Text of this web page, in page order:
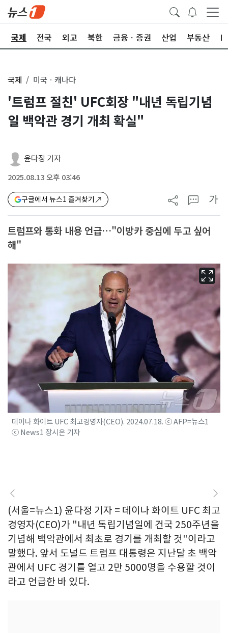
국제 전국 외교 북한 금융ㆍ증권 산업 부동산
국제 미국ㆍ캐나다
'트럼프 절친' UFC회장 "내년 독립기념
일 백악관 경기 개최 확실"
윤다정 기자
2025.08.13 오후 03:46
구글에서 뉴스1 즐겨찾기 가
트럼프와 통화 내용 언급…"이방카 중심에 두고 싶어
해"
데이나 화이트 UFC 최고경영자(CEO). 2024.07.18. ⓒ AFP=뉴스1
ⓒ News1 장시온 기자
(서울=뉴스1) 윤다정 기자 = 데이나 화이트 UFC 최고
경영자(CEO)가 "내년 독립기념일에 건국 250주년을
기념해 백악관에서 최초로 경기를 개최할 것"이라고
말했다. 앞서 도널드 트럼프 대통령은 지난달 초 백악
관에서 UFC 경기를 열고 2만 5000명을 수용할 것이
라고 언급한 바 있다.